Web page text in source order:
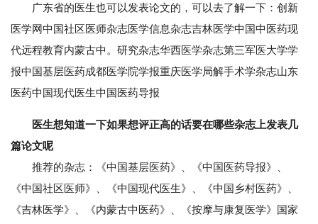
广东省的医生也可以发表论文的，可以去了解一下：创新
医学网中国社区医师杂志医学信息杂志吉林医学中国中医药现
代远程教育内蒙古中。研究杂志华西医学杂志第三军医大学学
报中国基层医药成都医学院学报重庆医学局解手术学杂志山东
医药中国现代医生中国医药导报
医生想知道一下如果想评正高的话要在哪些杂志上发表几
篇论文呢
推荐的杂志：《中国基层医药》、《中国医药导报》、
《中国社区医师》、《中国现代医生》、《中国乡村医药》、
《吉林医学》、《内蒙古中医药》、《按摩与康复医学》国家